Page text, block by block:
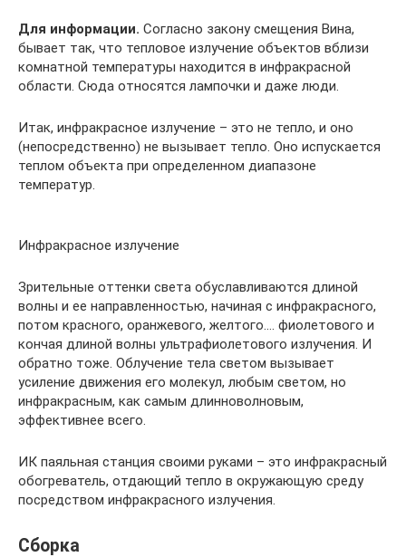
Для информации. Согласно закону смещения Вина,
бывает так, что тепловое излучение объектов вблизи
комнатной температуры находится в инфракрасной
области. Сюда относятся лампочки и даже люди.
Итак, инфракрасное излучение – это не тепло, и оно
(непосредственно) не вызывает тепло. Оно испускается
теплом объекта при определенном диапазоне
температур.
Инфракрасное излучение
Зрительные оттенки света обуславливаются длиной
волны и ее направленностью, начиная с инфракрасного,
потом красного, оранжевого, желтого…. фиолетового и
кончая длиной волны ультрафиолетового излучения. И
обратно тоже. Облучение тела светом вызывает
усиление движения его молекул, любым светом, но
инфракрасным, как самым длинноволновым,
эффективнее всего.
ИК паяльная станция своими руками – это инфракрасный
обогреватель, отдающий тепло в окружающую среду
посредством инфракрасного излучения.
Сборка